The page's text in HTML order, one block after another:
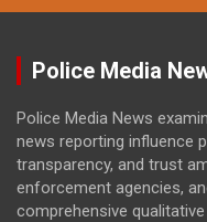
Police Media
Police Media News
news reporting influence
transparency, and trust
enforcement agencies,
comprehensive